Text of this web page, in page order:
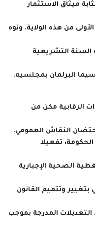
والقانون الإطار رقم 22.03 بمثابة ميثاق الاستثمار
من هذه الولاية. ونوه
السنة التشريعية
البرلمان بمجلسيه.
الرقابية مكن من
النقاش العمومي.
تفعيلا
الصحية الإجبارية
وتتميم القانون
المدرجة بموجب